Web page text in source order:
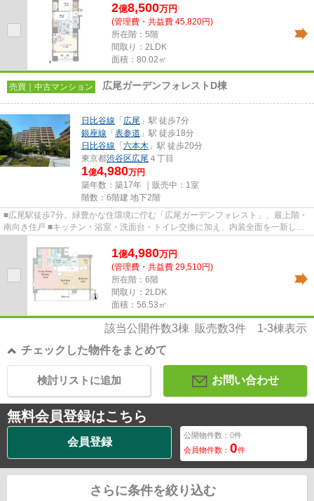
2億8,500万円
(管理費・共益費 45,820円)
所在階：5階
間取り：2LDK
面積：80.02㎡
売買｜中古マンション 広尾ガーデンフォレストD棟
日比谷線 「 広尾 」駅 徒歩7分
銀座線 「 表参道 」駅 徒歩18分
日比谷線 「 六本木 」駅 徒歩20分
東京都渋谷区広尾 ４丁目
1億4,980万円
築年数：築17年 ｜販売中： 1室
階数：6階建 地下2階
■広尾駅徒歩7分。緑豊かな住環境に佇む「広尾ガーデンフォレスト」、最上階・
南向き住戸 ■キッチン・浴室・洗面台・トイレ交換に加え、内装全面を一新しま
1億4,980万円
(管理費・共益費 29,510円)
所在階：6階
間取り：2LDK
面積：56.53㎡
該当公開件数3棟 販売数3件 1-3棟表示
チェックした物件をまとめて
お問い合わせ
検討リストに追加
無料会員登録はこちら
会員登録
公開物件数： 0件
会員物件数： 0件
さらに条件を絞り込む